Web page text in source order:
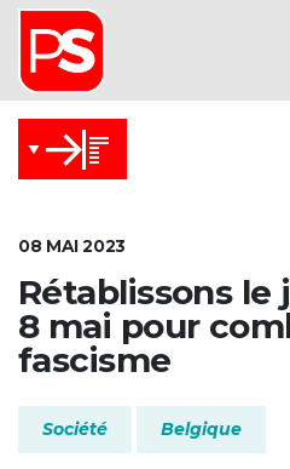
08 MAI 2023
Rétablissons le
8 mai pour
fascisme
Société Belgique